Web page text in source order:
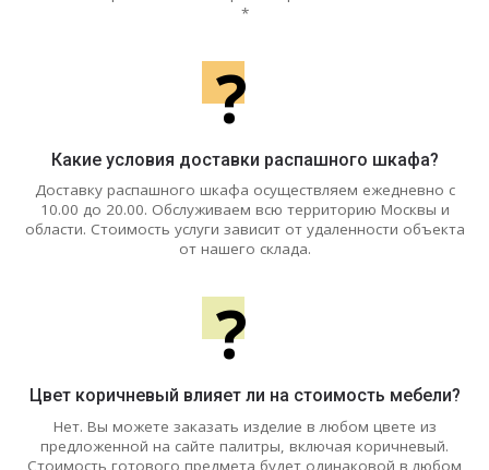
*
?
Какие условия доставки распашного шкафа?
Доставку распашного шкафа осуществляем ежедневно с
10.00 до 20.00. Обслуживаем всю территорию Москвы и
области. Стоимость услуги зависит от удаленности объекта
от нашего склада.
?
Цвет коричневый влияет ли на стоимость мебели?
Нет. Вы можете заказать изделие в любом цвете из
предложенной на сайте палитры, включая коричневый.
Стоимость готового предмета будет одинаковой в любом